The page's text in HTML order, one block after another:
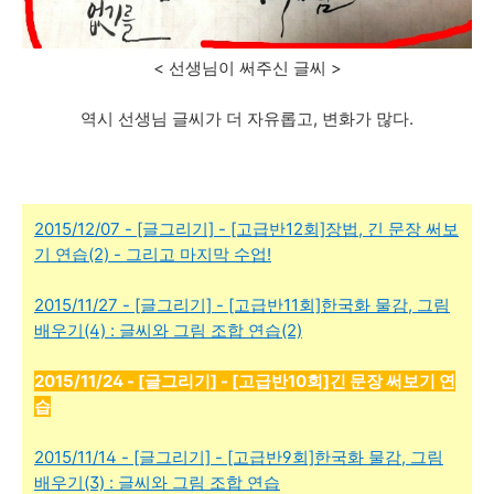
< 선생님이 써주신 글씨 >
역시 선생님 글씨가 더 자유롭고, 변화가 많다.
2015/12/07 - [글그리기] - [고급반12회]장법, 긴 문장 써보
기 연습(2) - 그리고 마지막 수업!
2015/11/27 - [글그리기] - [고급반11회]한국화 물감, 그림
배우기(4) : 글씨와 그림 조합 연습(2)
2015/11/24 - [글그리기] - [고급반10회]긴 문장 써보기 연
습
2015/11/14 - [글그리기] - [고급반9회]한국화 물감, 그림
배우기(3) : 글씨와 그림 조합 연습